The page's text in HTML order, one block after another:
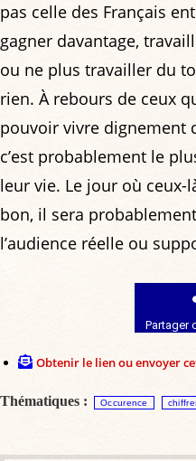
pas celle des Français
gagner davantage,
ou ne plus travailler du
rien. À rebours de ceux
pouvoir vivre dignement
c’est probablement le
leur vie. Le jour où
bon, il sera
l’audience réelle ou
Partager
Obtenir le lien ou envoyer
Thématiques : Occurence